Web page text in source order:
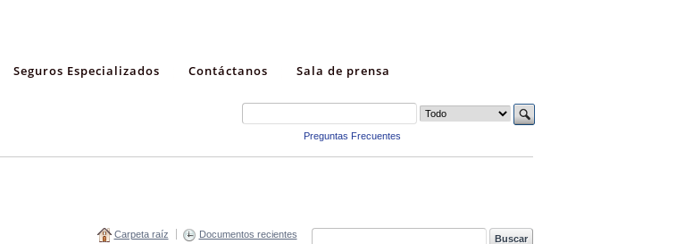
Seguros Especializados Contáctanos Sala de prensa
Preguntas Frecuentes
Carpeta raíz Documentos recientes